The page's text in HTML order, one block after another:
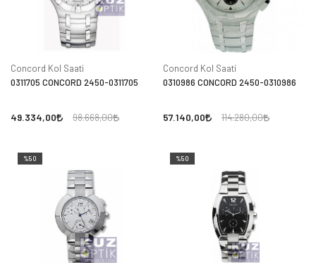
Concord Kol Saati
0311705 CONCORD 2450-0311705
49.334,00 98.668,00
Concord Kol Saati
0310986 CONCORD 2450-0310986
57.140,00 114.280,00
%50 %50